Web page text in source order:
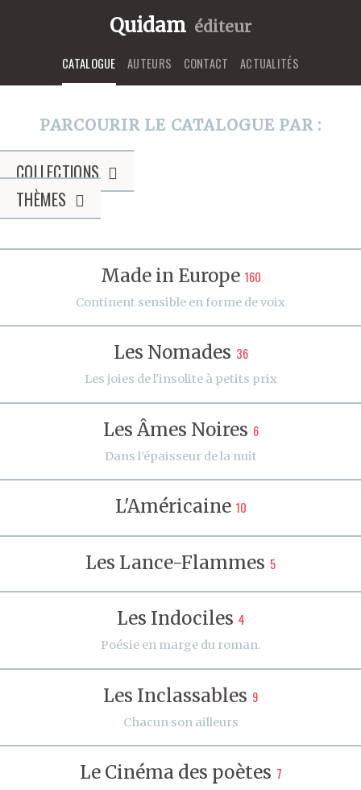
Quidam éditeur
CATALOGUE AUTEURS CONTACT ACTUALITÉS
PARCOURIR LE CATALOGUE PAR :
COLLECTIONS
THÈMES
Made in Europe 160
Continent sensible en forme de voix
Les Nomades 36
Les joies de l'insolite à petits prix
Les Âmes Noires 6
Dans l’épaisseur de la nuit
L'Américaine 10
Les Lance-Flammes 5
Les Indociles 4
Poésie en marge du roman.
Les Inclassables 9
Chacun son ailleurs
Le Cinéma des poètes 7